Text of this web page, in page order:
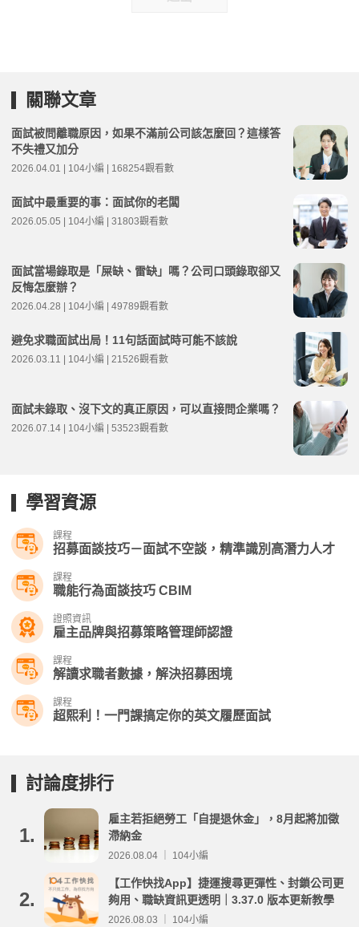
關聯文章
面試被問離職原因，如果不滿前公司該怎麼回？這樣答
不失禮又加分
2026.04.01 | 104小編 | 168254觀看數
面試中最重要的事：面試你的老闆
2026.05.05 | 104小編 | 31803觀看數
面試當場錄取是「屎缺、雷缺」嗎？公司口頭錄取卻又
反悔怎麼辦？
2026.04.28 | 104小編 | 49789觀看數
避免求職面試出局！11句話面試時可能不該說
2026.03.11 | 104小編 | 21526觀看數
面試未錄取、沒下文的真正原因，可以直接問企業嗎？
2026.07.14 | 104小編 | 53523觀看數
學習資源
課程
招募面談技巧－面試不空談，精準識別高潛力人才
課程
職能行為面談技巧 CBIM
證照資訊
雇主品牌與招募策略管理師認證
課程
解讀求職者數據，解決招募困境
課程
超熙利！一門課搞定你的英文履歷面試
討論度排行
1.
雇主若拒絕勞工「自提退休金」，8月起將加徵
滯納金
2026.08.04 ｜ 104小編
2.
【工作快找App】捷運搜尋更彈性、封鎖公司更
夠用、職缺資訊更透明｜3.37.0 版本更新教學
2026.08.03 ｜ 104小編